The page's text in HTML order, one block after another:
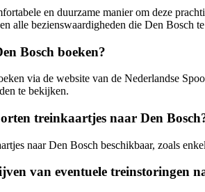
en duurzame manier om deze
alle bezienswaardigheden die Den Bosch
Bosch boeken?
via de website van de Nederlandse
te bekijken.
treinkaartjes naar Den
naar Den Bosch beschikbaar, zoals
van eventuele treinstoringen